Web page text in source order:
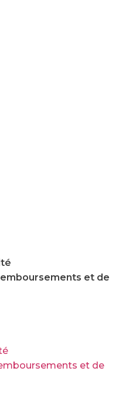
et de
et de